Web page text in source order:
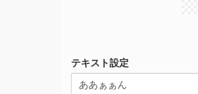
テキスト設定